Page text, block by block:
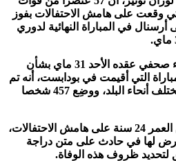
على هامش الاحتفالات بفوز
في المباراة النهائية لدوري
وأوضح لوران نونيز، خلال لقاء صحفي عقده الأحد 31 ماي بشأن
التي أقيمت في بودابست، أنه تم
تنفيذ 780 عملية توقيف في مختلف أنحاء البلد، ووضِع 457 شخصا
وأشار إلى وفاة شاب يبلغ من العمر 24 سنة على هامش الاحتفالات،
لها في حادث على متن دراجة
ظروف هذه الوفاة.